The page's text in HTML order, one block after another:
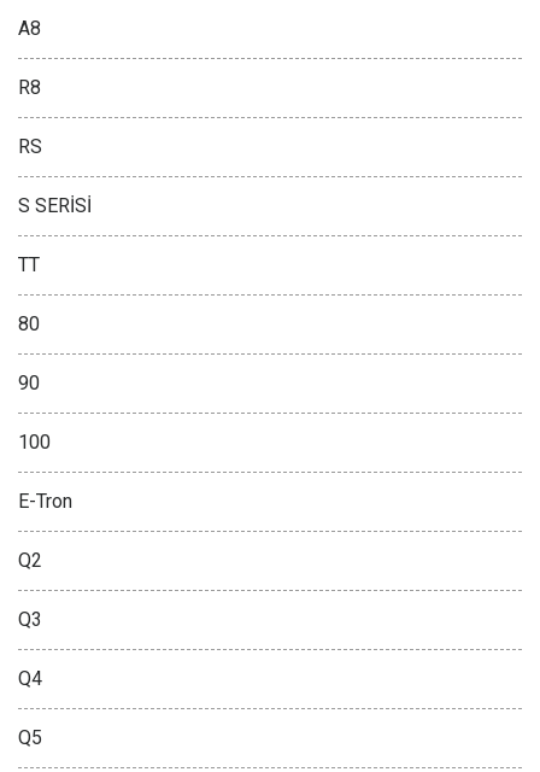
A8
R8
RS
S SERİSİ
TT
80
90
100
E-Tron
Q2
Q3
Q4
Q5